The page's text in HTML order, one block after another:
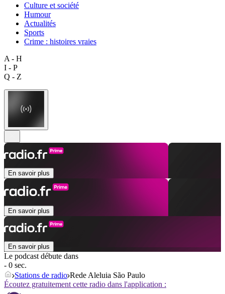
Culture et société
Humour
Actualités
Sports
Crime : histoires vraies
A - H
I - P
Q - Z
En savoir plus
En savoir plus
En savoir plus
Le podcast débute dans
- 0 sec.
Stations de radio Rede Aleluia São Paulo
Écoutez gratuitement cette radio dans l'application :